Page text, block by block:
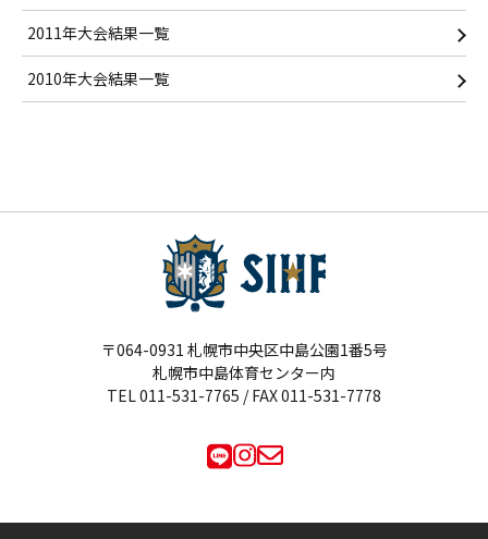
2011年大会結果一覧
2010年大会結果一覧
〒064-0931 札幌市中央区中島公園1番5号
札幌市中島体育センター内
TEL011-531-7765 / FAX 011-531-7778